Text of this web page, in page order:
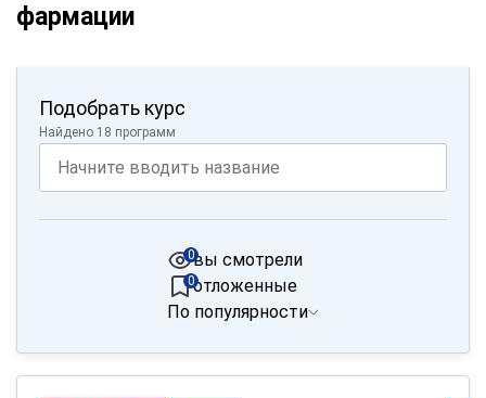
фармации
Подобрать курс
Найдено 18 программ
вы смотрели
0
отложенные
0
По популярности